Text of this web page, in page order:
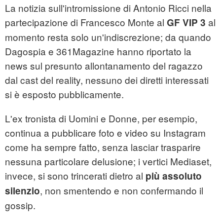
La notizia sull'intromissione di Antonio Ricci nella
partecipazione di Francesco Monte al GF VIP 3 al
momento resta solo un'indiscrezione; da quando
Dagospia e 361Magazine hanno riportato la
news sul presunto allontanamento del ragazzo
dal cast del reality, nessuno dei diretti interessati
si è esposto pubblicamente.
L'ex tronista di Uomini e Donne, per esempio,
continua a pubblicare foto e video su Instagram
come ha sempre fatto, senza lasciar trasparire
nessuna particolare delusione; i vertici Mediaset,
invece, si sono trincerati dietro al più assoluto
silenzio, non smentendo e non confermando il
gossip.